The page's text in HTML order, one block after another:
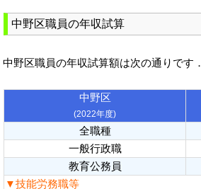
中野区職員の年収試算
中野区職員の年収試算額は次の通りです．
中野区
(2022年度)
全職種
一般行政職
教育公務員
▼技能労務職等